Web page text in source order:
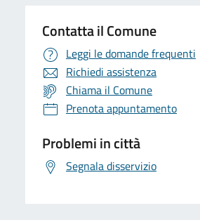
Contatta il Comune
Leggi le domande frequenti
Richiedi assistenza
Chiama il Comune
Prenota appuntamento
Problemi in città
Segnala disservizio